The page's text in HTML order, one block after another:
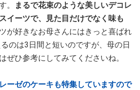
。
まるで花束のような美しいデコレ
イーツで、見た目だけでなく味も
が好きなお母さんにはきっと喜ばれ
のは3日間と短いのですが、母の日
ぜひ参考にしてみてくださいね。
ーゼのケーキも特集していますので